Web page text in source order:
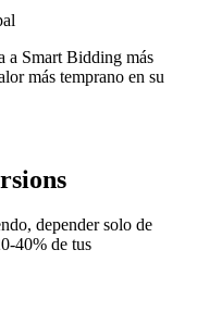
a Smart Bidding más
más temprano en su
depender solo de
40% de tus